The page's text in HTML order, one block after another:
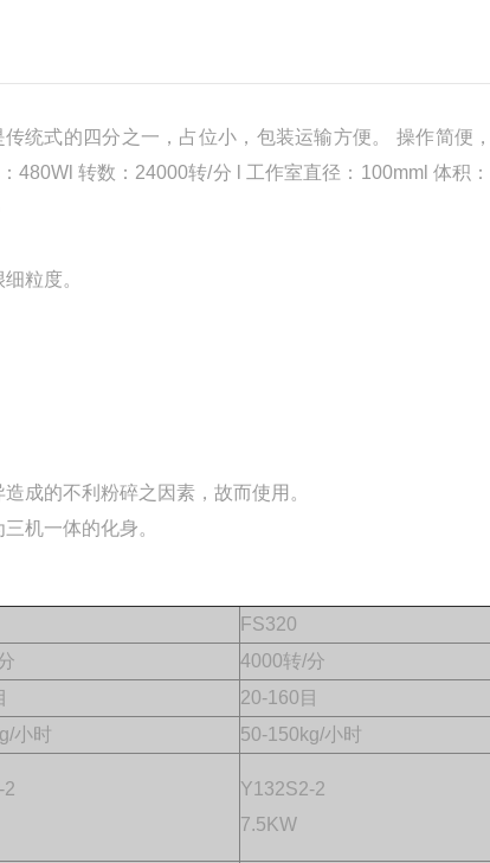
统式的四分之一，占位小，包装运输方便。 操作简便
480Wl 转数：24000转/分 l 工作室直径：100mml 体积
粒度。
成的不利粉碎之因素，故而使用。
机一体的化身。
FS320
4000转/分
20-160目
小时 50-150kg/小时
2
Y132S2-2
7.5KW